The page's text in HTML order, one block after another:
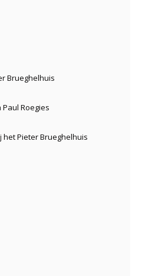
Brueghelhuis
Roegies
het Pieter Brueghelhuis